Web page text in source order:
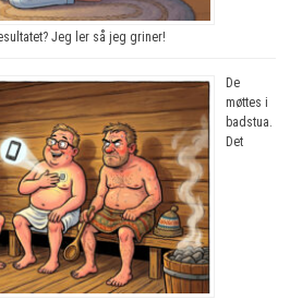
Jeg ler så jeg griner!
De
møttes i
badstua.
Det